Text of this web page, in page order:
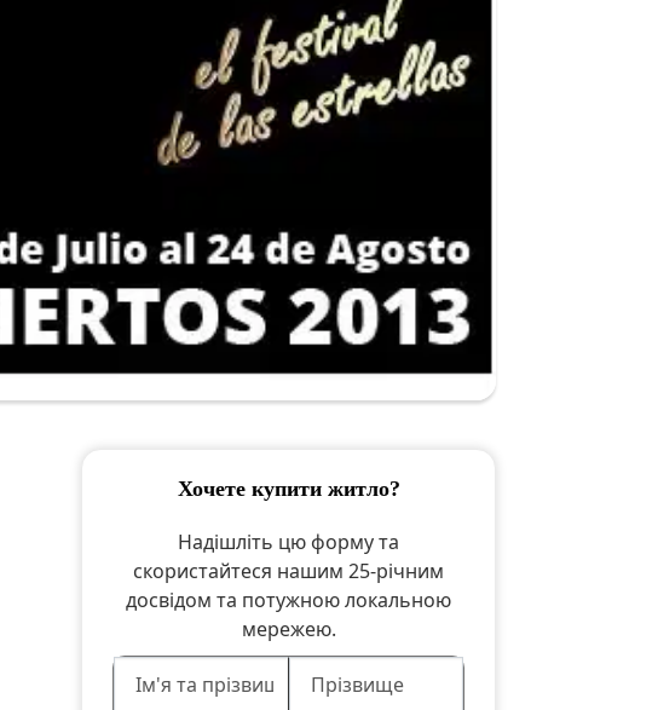
хочете купити житло?
Надішліть цю форму та
скористайтеся нашим 25-річним
досвідом та потужною локальною
мережею.